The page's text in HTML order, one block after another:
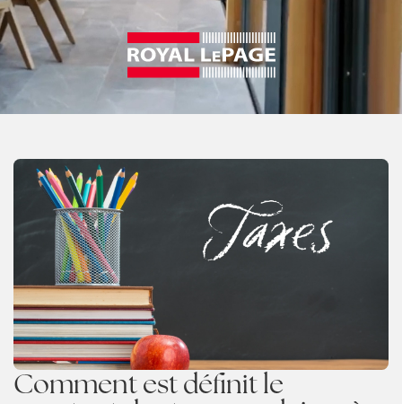
Comment est définit le